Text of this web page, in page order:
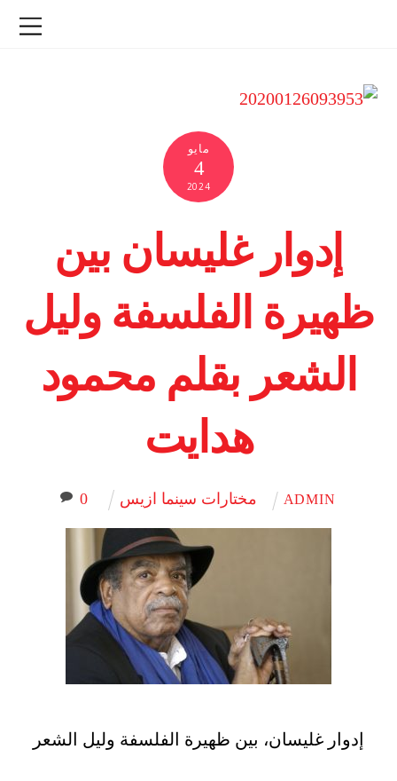
مايو
4
2024
إدوار غليسان بين
ظهيرة الفلسفة وليل
الشعر بقلم محمود
هدايت
ADMIN مختارات سينما ازيس 0
إدوار غليسان، بين ظهيرة الفلسفة وليل الشعر